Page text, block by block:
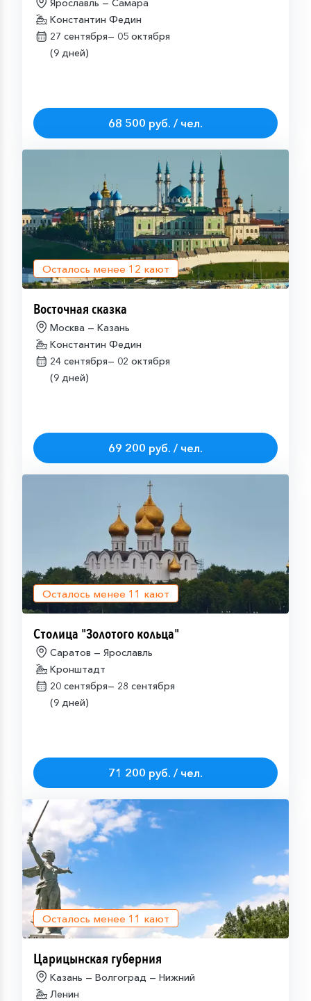
Ярославль — Самара
Константин Федин
27 сентября— 05 октября
(9 дней)
68 500 руб. / чел.
Осталось менее 12 кают
Восточная сказка
Москва — Казань
Константин Федин
24 сентября— 02 октября
(9 дней)
69 200 руб. / чел.
Осталось менее 11 кают
Столица "Золотого кольца"
Саратов — Ярославль
Кронштадт
20 сентября— 28 сентября
(9 дней)
71 200 руб. / чел.
Осталось менее 11 кают
Царицынская губерния
Казань — Волгоград — Нижний
Ленин